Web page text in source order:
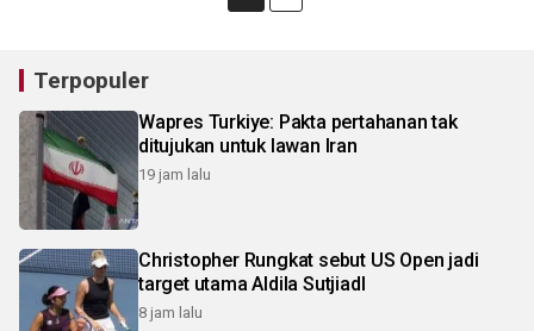
Terpopuler
Wapres Turkiye: Pakta pertahanan tak
ditujukan untuk lawan Iran
19 jam lalu
Christopher Rungkat sebut US Open jadi
target utama Aldila SutjiadI
8 jam lalu